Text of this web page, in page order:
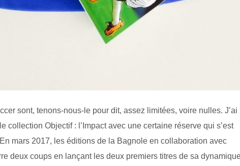
sont, tenons-nous-le pour dit, assez limitées, voire nulles. J’ai
collection Objectif : l’Impact avec une certaine réserve qui s’est
mars 2017, les éditions de la Bagnole en collaboration avec
deux coups en lançant les deux premiers titres de sa